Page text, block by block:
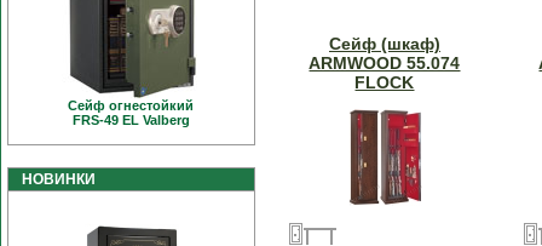
Сейф огнестойкий
FRS-49 EL Valberg
НОВИНКИ
Сейф (шкаф)
ARMWOOD 55.074
FLOCK